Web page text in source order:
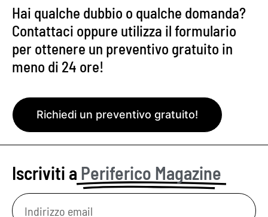
Hai qualche dubbio o qualche domanda?
Contattaci oppure utilizza il formulario
per ottenere un preventivo gratuito in
meno di 24 ore!
Richiedi un preventivo gratuito!
Iscriviti a Periferico Magazine